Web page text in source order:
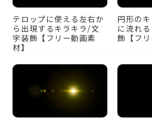
テロップに使える左右か
ら出現するキラキラ/文
字装飾【フリー動画素
材】
円形の
に流れ
飾【フリ